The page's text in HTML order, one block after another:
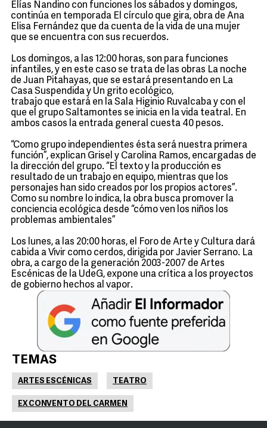
Elías Nandino con funciones los sábados y domingos,
continúa en temporada El círculo que gira, obra de Ana
Elisa Fernández que da cuenta de la vida de una mujer
que se encuentra con sus recuerdos.
Los domingos, a las 12:00 horas, son para funciones
infantiles, y en este caso se trata de las obras La noche
de Juan Pitahayas, que se estará presentando en La
Casa Suspendida y Un grito ecológico,
trabajo que estará en la Sala Higinio Ruvalcaba y con el
que el grupo Saltamontes se inicia en la vida teatral. En
ambos casos la entrada general cuesta 40 pesos.
“Como grupo independientes ésta será nuestra primera
función”, explican Grisel y Carolina Ramos, encargadas de
la dirección del grupo. “El texto y la producción es
resultado de un trabajo en equipo, mientras que los
personajes han sido creados por los propios actores”.
Como su nombre lo indica, la obra busca promover la
conciencia ecológica desde “cómo ven los niños los
problemas ambientales”
Los lunes, a las 20:00 horas, el Foro de Arte y Cultura dará
cabida a Vivir como cerdos, dirigida por Javier Serrano. La
obra, a cargo de la generación 2003-2007 de Artes
Escénicas de la UdeG, expone una crítica a los proyectos
de gobierno hechos al vapor.
TEMAS
ARTES ESCÉNICAS TEATRO
EX CONVENTO DEL CARMEN